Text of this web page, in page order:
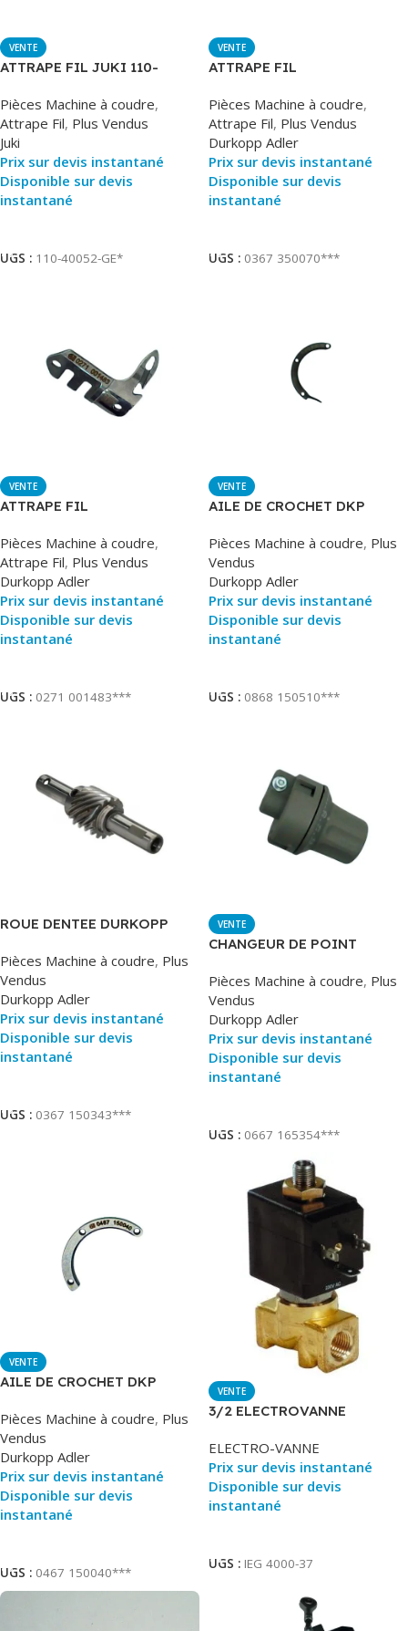
VENTE
ATTRAPE FIL JUKI 110-
Pièces Machine à coudre,
Attrape Fil, Plus Vendus
Juki
Prix sur devis instantané
Disponible sur devis
instantané
UGS : 110-40052-GE*
VENTE
ATTRAPE FIL
Pièces Machine à coudre,
Attrape Fil, Plus Vendus
Durkopp Adler
Prix sur devis instantané
Disponible sur devis
instantané
UGS : 0367 350070***
VENTE
ATTRAPE FIL
Pièces Machine à coudre,
Attrape Fil, Plus Vendus
Durkopp Adler
Prix sur devis instantané
Disponible sur devis
instantané
UGS : 0271 001483***
VENTE
AILE DE CROCHET DKP
Pièces Machine à coudre, Plus
Vendus
Durkopp Adler
Prix sur devis instantané
Disponible sur devis
instantané
UGS : 0868 150510***
ROUE DENTEE DURKOPP
Pièces Machine à coudre, Plus
Vendus
Durkopp Adler
Prix sur devis instantané
Disponible sur devis
instantané
UGS : 0367 150343***
VENTE
CHANGEUR DE POINT
Pièces Machine à coudre, Plus
Vendus
Durkopp Adler
Prix sur devis instantané
Disponible sur devis
instantané
UGS : 0667 165354***
VENTE
AILE DE CROCHET DKP
Pièces Machine à coudre, Plus
Vendus
Durkopp Adler
Prix sur devis instantané
Disponible sur devis
instantané
UGS : 0467 150040***
VENTE
3/2 ELECTROVANNE
ELECTRO-VANNE
Prix sur devis instantané
Disponible sur devis
instantané
UGS : IEG 4000-37